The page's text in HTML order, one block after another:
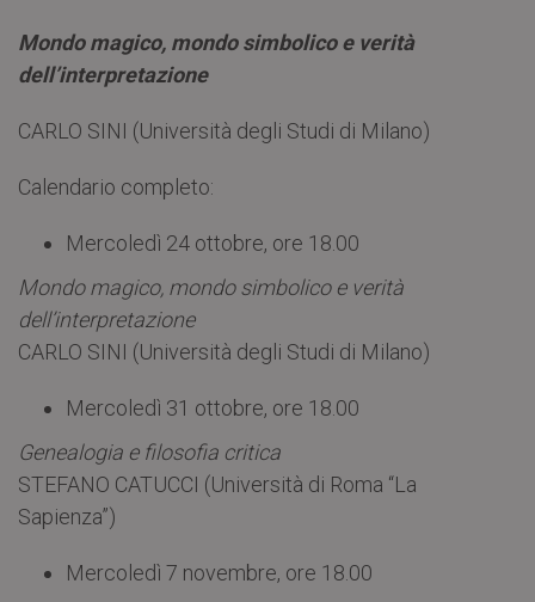
Mondo magico, mondo simbolico e verità
dell’interpretazione
CARLO SINI (Università degli Studi di Milano)
Calendario completo:
Mercoledì 24 ottobre, ore 18.00
Mondo magico, mondo simbolico e verità
dell’interpretazione
CARLO SINI (Università degli Studi di Milano)
Mercoledì 31 ottobre, ore 18.00
Genealogia e filosofia critica
STEFANO CATUCCI (Università di Roma “La
Sapienza”)
Mercoledì 7 novembre, ore 18.00